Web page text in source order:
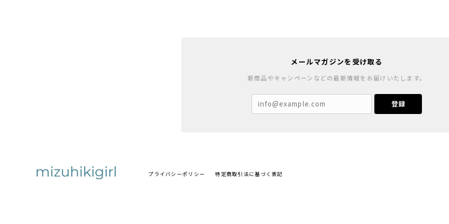
メールマガジンを受け取る
新商品やキャンペーンなどの最新情報をお届けいたします。
登録
プライバシーポリシー 特定商取引法に基づく表記